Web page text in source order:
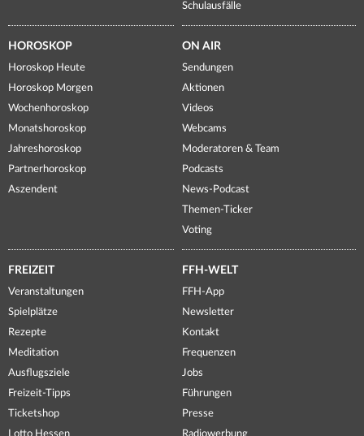
Schulausfälle
HOROSKOP
Horoskop Heute
Horoskop Morgen
Wochenhoroskop
Monatshoroskop
Jahreshoroskop
Partnerhoroskop
Aszendent
ON AIR
Sendungen
Aktionen
Videos
Webcams
Moderatoren & Team
Podcasts
News-Podcast
Themen-Ticker
Voting
FREIZEIT
Veranstaltungen
Spielplätze
Rezepte
Meditation
Ausflugsziele
Freizeit-Tipps
Ticketshop
FFH-WELT
FFH-App
Newsletter
Kontakt
Frequenzen
Jobs
Führungen
Presse